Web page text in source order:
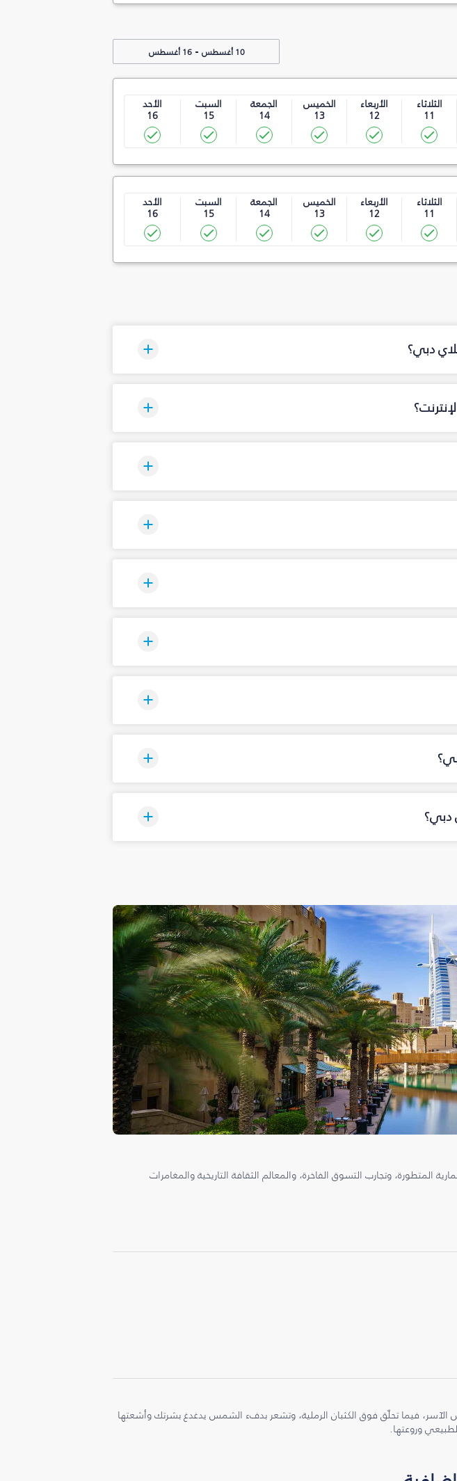
10 أغسطس -16 أغسطس
الثلاثاء
11
الأربعاء
12
الخميس
13
الجمعة
14
السبت
15
الأحد
16
الثلاثاء
11
الأربعاء
12
الخميس
13
الجمعة
14
السبت
15
الأحد
16
دبي؟
دبي؟
المتطورة، وتجارب التسوق الفاخرة، والمعالم الثقافة التاريخية والمغامرات
فيما تحلّق فوق الكثبان الرملية، وتشعر بدفء الشمس يدغدغ بشرتك وأشعتها
وروعتها.